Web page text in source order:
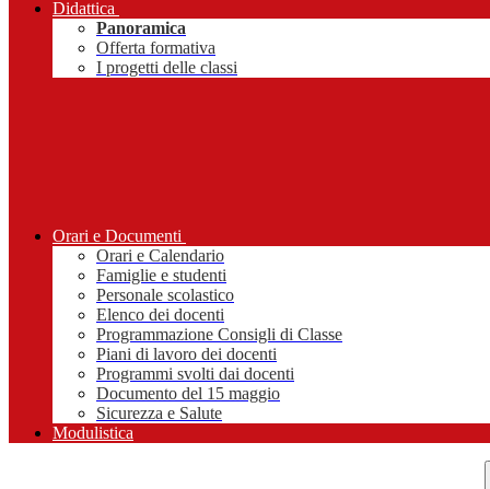
Didattica
Panoramica
Offerta formativa
I progetti delle classi
Orari e Documenti
Orari e Calendario
Famiglie e studenti
Personale scolastico
Elenco dei docenti
Programmazione Consigli di Classe
Piani di lavoro dei docenti
Programmi svolti dai docenti
Documento del 15 maggio
Sicurezza e Salute
Modulistica